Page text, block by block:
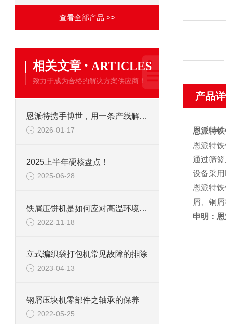
查看全部产品 >>
相关文章 · ARTICLES
致力于成为合格的解决方案供应商！
恩派特携手博世，用一条产线解决环保+成本两大难题！
2026-01-17
2025上半年硬核盘点！
2025-06-28
铁屑压饼机是如何应对高温环境的？
2022-11-18
立式编织袋打包机常见故障的排除
2023-04-13
钢屑压块机零部件之轴承的保养
2022-05-25
产品
恩派特
恩派特
通过筛
设备采
恩派特
屑、铜
申明：